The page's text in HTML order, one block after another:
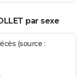
par sexe
(source :